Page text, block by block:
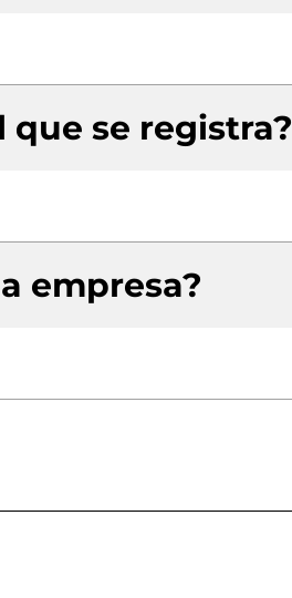
que se registra?
empresa?